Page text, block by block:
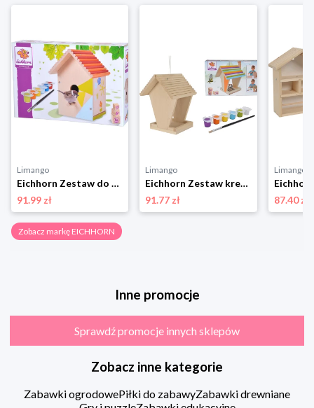
Limango
Eichhorn Zestaw do majsterkowania - 6+ rozmiar: onesize
91.99 zł
Limango
Eichhorn Zestaw kreatywny - 6+ rozmiar: onesize
91.77 zł
Limango
87.40 zł
Zobacz markę EICHHORN
Inne promocje
Sprawdź promocje innych sklepów
Zobacz inne kategorie
Zabawki ogrodowePiłki do zabawyZabawki drewniane